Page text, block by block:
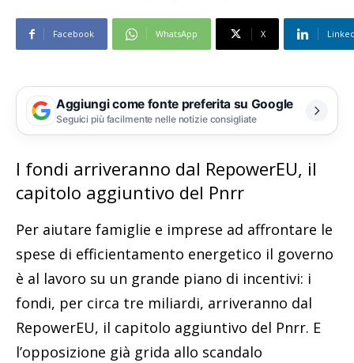
Facebook WhatsApp X
Aggiungi come fonte preferita su Google
Seguici più facilmente nelle notizie consigliate
I fondi arriveranno dal RepowerEU, il
capitolo aggiuntivo del Pnrr
Per aiutare famiglie e imprese ad affrontare le
spese di efficientamento energetico il governo
è al lavoro su un grande piano di incentivi: i
fondi, per circa tre miliardi, arriveranno dal
RepowerEU, il capitolo aggiuntivo del Pnrr. E
l’opposizione già grida allo scandalo